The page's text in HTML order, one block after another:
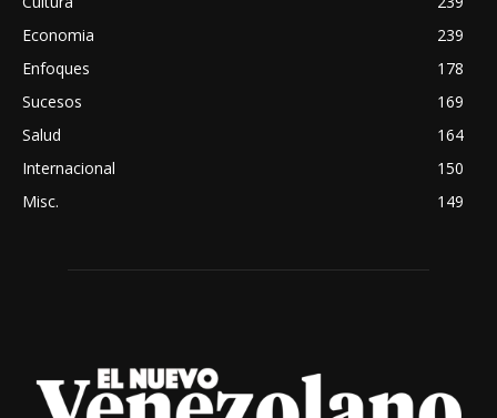
Economia
239
Enfoques
178
Sucesos
169
Salud
164
Internacional
150
Misc.
149